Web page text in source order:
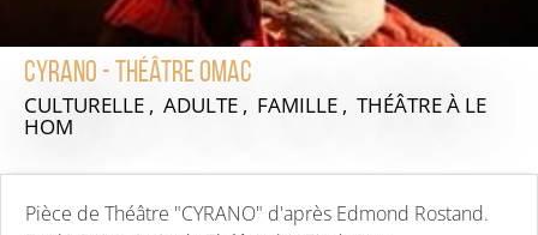
Cyrano - Théâtre OMAC
CULTURELLE , ADULTE , FAMILLE , THÉÂTREÀ LE
HOM
Pièce de Théâtre "CYRANO" d'après Edmond Rostand.